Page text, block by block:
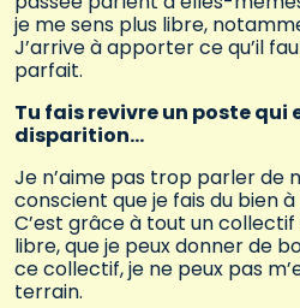
je me sens plus libre,
J’arrive à apporter ce qu’il
parfait.
Tu fais revivre un poste qui
disparition…
Je n’aime pas trop parler de
conscient que je fais du bien à
C’est grâce à tout un collectif
libre, que je peux donner de
ce collectif, je ne peux pas
terrain.